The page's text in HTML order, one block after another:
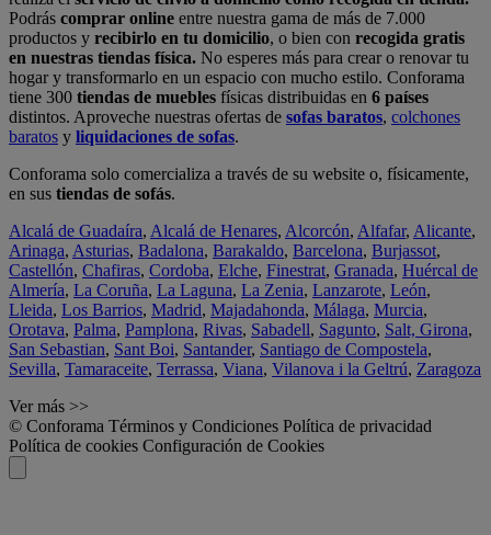
Podrás comprar online entre nuestra gama de más de 7.000
productos y recibirlo en tu domicilio, o bien con recogida gratis
en nuestras tiendas física. No esperes más para crear o renovar tu
hogar y transformarlo en un espacio con mucho estilo. Conforama
tiene 300 tiendas de muebles físicas distribuidas en 6 países
distintos. Aproveche nuestras ofertas de sofas baratos, colchones
baratos y liquidaciones de sofas.
Conforama solo comercializa a través de su website o, físicamente,
en sus tiendas de sofás.
Alcalá de Guadaíra, Alcalá de Henares, Alcorcón, Alfafar, Alicante,
Arinaga, Asturias, Badalona, Barakaldo, Barcelona, Burjassot,
Castellón, Chafiras, Cordoba, Elche, Finestrat, Granada, Huércal de
Almería, La Coruña, La Laguna, La Zenia, Lanzarote, León,
Lleida, Los Barrios, Madrid, Majadahonda, Málaga, Murcia,
Orotava, Palma, Pamplona, Rivas, Sabadell, Sagunto, Salt, Girona,
San Sebastian, Sant Boi, Santander, Santiago de Compostela,
Sevilla, Tamaraceite, Terrassa, Viana, Vilanova i la Geltrú, Zaragoza
Ver más >>
© Conforama Términos y Condiciones Política de privacidad
Política de cookies Configuración de Cookies